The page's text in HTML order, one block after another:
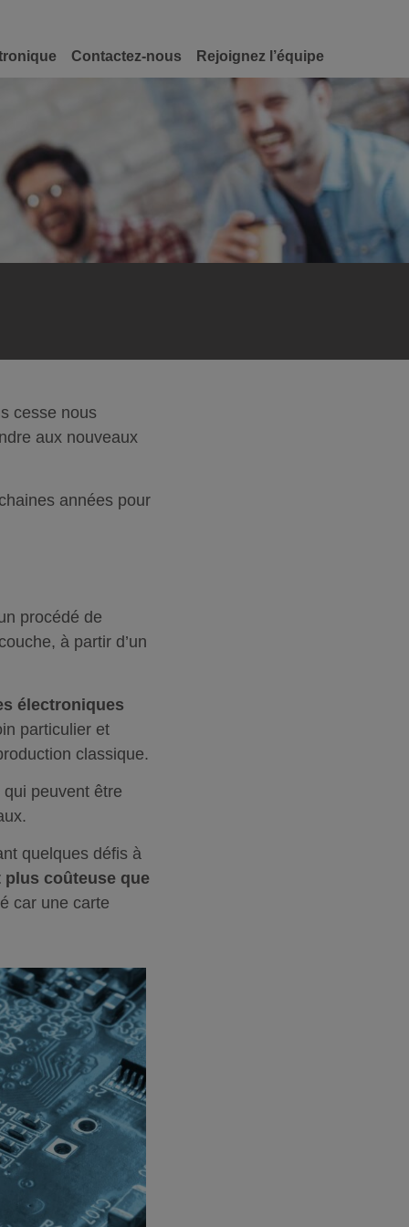
Contactez-nous Rejoignez l’équipe
cesse nous
aux nouveaux
années pour
procédé de
à partir d’un
électroniques
particulier et
classique.
peuvent être
quelques défis à
plus coûteuse que
car une carte